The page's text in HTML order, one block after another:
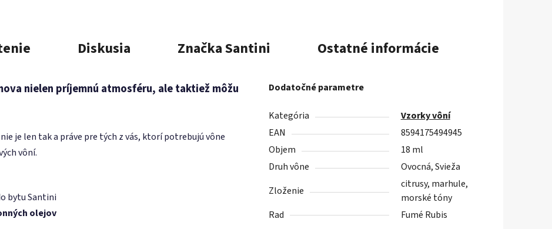
Diskusia ZnačkaSantini Ostatné informácie
nielen príjemnú atmosféru, ale taktiež môžu
je len tak a práve pre tých z vás, ktorí potrebujú vône
vôní.
bytu Santini
olejov
Dodatočné parametre
Kategória
Vzorky vôní
EAN
8594175494945
Objem
18 ml
Druh vône
Ovocná, Svieža
Zloženie
citrusy, marhule,
morské tóny
Rad
Fumé Rubis